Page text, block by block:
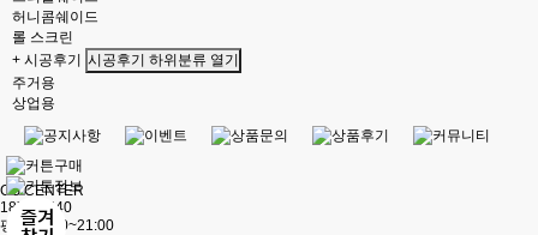
허니콤쉐이드
롤 스크린
+ 시공후기 시공후기 하위분류 열기
주거용
상업용
CS CENTER
1877-8540
평일 : 9:00~21:00